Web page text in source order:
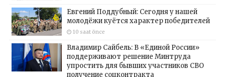
Евгений Поддубный: Сегодня у нашей
молодёжи куётся характер победителей
10 saat önce
Владимир Сайбель: В «Единой России»
поддерживают решение Минтруда
упростить для бывших участников СВО
получение соцконтракта